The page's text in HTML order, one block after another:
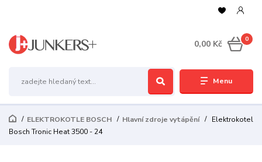
Menu
0
0,00 Kč
ELEKTROKOTLE BOSCH Hlavní zdroje vytápění
Elektrokotel
Bosch Tronic Heat 3500 - 24